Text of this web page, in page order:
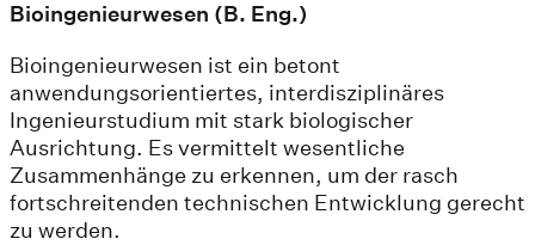
Bioingenieurwesen (B. Eng.)
Bioingenieurwesen ist ein betont
anwendungsorientiertes, interdisziplinäres
Ingenieurstudium mit stark biologischer
Ausrichtung. Es vermittelt wesentliche
Zusammenhänge zu erkennen, um der rasch
fortschreitenden technischen Entwicklung gerecht
zu werden.